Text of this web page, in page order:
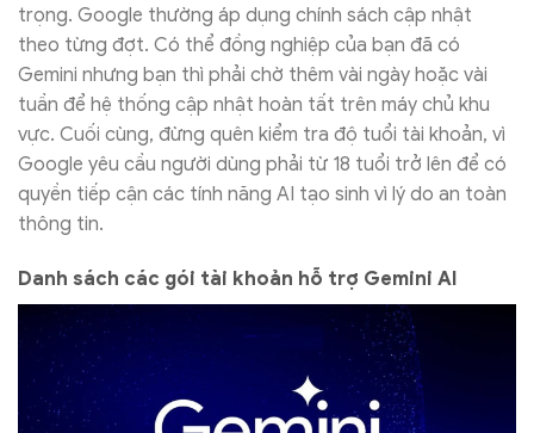
trọng. Google thường áp dụng chính sách cập nhật
theo từng đợt. Có thể đồng nghiệp của bạn đã có
Gemini nhưng bạn thì phải chờ thêm vài ngày hoặc vài
tuần để hệ thống cập nhật hoàn tất trên máy chủ khu
vực. Cuối cùng, đừng quên kiểm tra độ tuổi tài khoản, vì
Google yêu cầu người dùng phải từ 18 tuổi trở lên để có
quyền tiếp cận các tính năng AI tạo sinh vì lý do an toàn
thông tin.
Danh sách các gói tài khoản hỗ trợ Gemini AI